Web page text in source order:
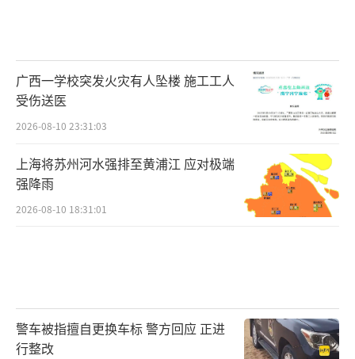
广西一学校突发火灾有人坠楼 施工工人
受伤送医
2026-08-10 23:31:03
上海将苏州河水强排至黄浦江 应对极端
强降雨
2026-08-10 18:31:01
警车被指擅自更换车标 警方回应 正进
行整改